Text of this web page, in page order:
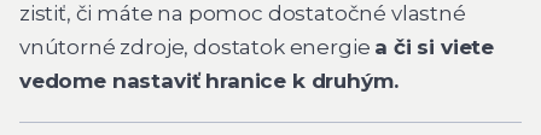
zistiť, či máte na pomoc dostatočné vlastné
vnútorné zdroje, dostatok energie a či si viete
vedome nastaviť hranice k druhým.